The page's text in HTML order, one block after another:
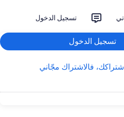
تسجيل الدخول
تسجيل الدخول
فالاشتراك مجّاني